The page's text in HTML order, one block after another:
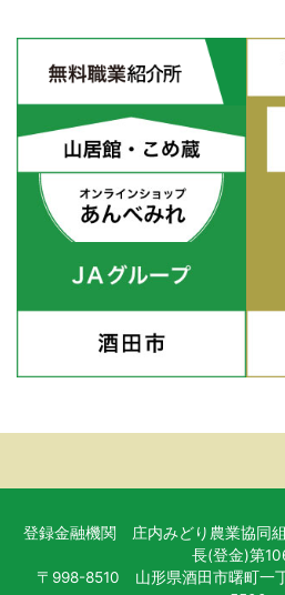
登録金融機関 庄内みどり農業協
長(登金)第
〒998-8510 山形県酒田市曙町